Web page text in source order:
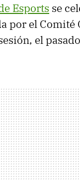
Esports se
por el Comité
el